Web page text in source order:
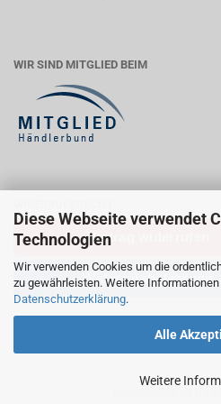
Diese Webseite verwendet
Technologien
Wir verwenden Cookies um die
zu gewährleisten. Weitere
Datenschutzerklärung.
Alle
Weitere
WIR SIND MITGLIED BEIM
Vertrag widerrufen
Widerrufsbelehrung